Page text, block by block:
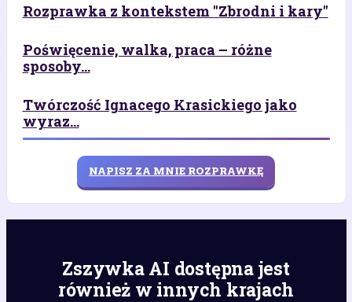
Rozprawka z kontekstem "Zbrodni i kary"
Poświęcenie, walka, praca – różne
sposoby...
Twórczość Ignacego Krasickiego jako
wyraz...
NAPISZ ZA MNIE ROZPRAWKĘ
Zszywka AI dostępna jest
również w innych krajach